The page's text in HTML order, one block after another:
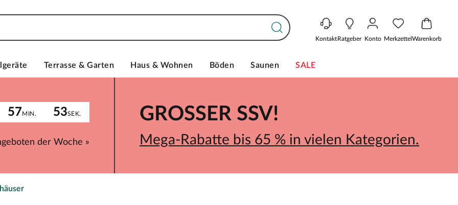
KontaktRatgeber Konto MerkzettelWarenkorb
Terrasse & Garten Haus & Wohnen Böden Saunen SALE
57MIN. 53SEK.
der Woche »
GROSSER SSV!
Mega-Rabatte bis 65 % in vielen Kategorien.